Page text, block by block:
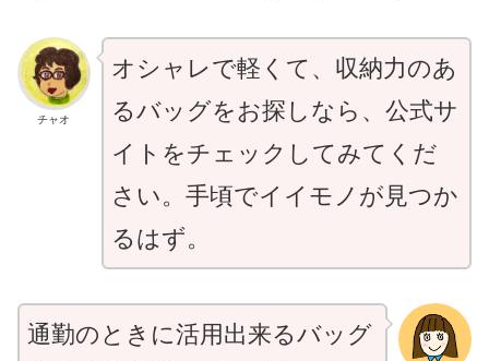
チャオ
オシャレで軽くて、収納力のあ
るバッグをお探しなら、公式サ
イトをチェックしてみてくだ
さい。手頃でイイモノが見つか
るはず。
通勤のときに活用出来るバッグ